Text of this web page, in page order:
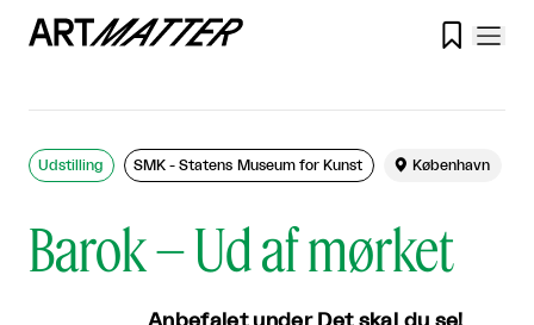

Barok – Ud af mørket
Udstilling SMK - Statens Museum for Kunst  København
Anbefalet under Det skal du se!